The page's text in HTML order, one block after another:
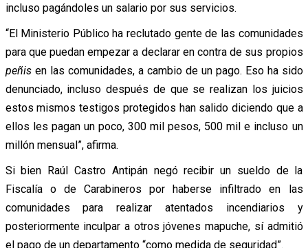
incluso pagándoles un salario por sus servicios.
“El Ministerio Público ha reclutado gente de las comunidades
para que puedan empezar a declarar en contra de sus propios
peñisen las comunidades, a cambio de un pago. Eso ha sido
denunciado, incluso después de que se realizan los juicios
estos mismos testigos protegidos han salido diciendo que a
ellos les pagan un poco, 300 mil pesos, 500 mil e incluso un
millón mensual”, afirma.
Si bien Raúl Castro Antipán negó recibir un sueldo de la
Fiscalía o de Carabineros por haberse infiltrado en las
comunidades para realizar atentados incendiarios y
posteriormente inculpar a otros jóvenes mapuche, sí admitió
el pago de un departamento “como medida de seguridad”.